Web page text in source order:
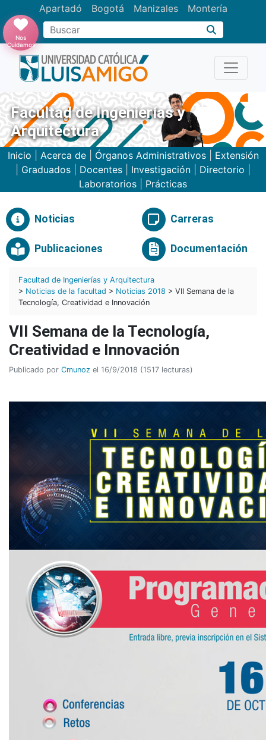
Apartadó Bogotá Manizales Montería
Buscar
Nos
Cuidamos
Facultad de Ingenierías y
Arquitectura
Inicio Acerca de| Órganos Administrativos| Extensión
Graduados Docentes Investigación Directorio
Laboratorios
Prácticas
Noticias Carreras
Publicaciones Documentación
Facultad de Ingenierías y Arquitectura
> Noticias de la facultad > Noticias 2018 > VII Semana de la
Tecnología, Creatividad e Innovación
VII Semana de la Tecnología,
Creatividad e Innovación
Publicado por Cmunoz el 16/9/2018 (1517 lecturas)